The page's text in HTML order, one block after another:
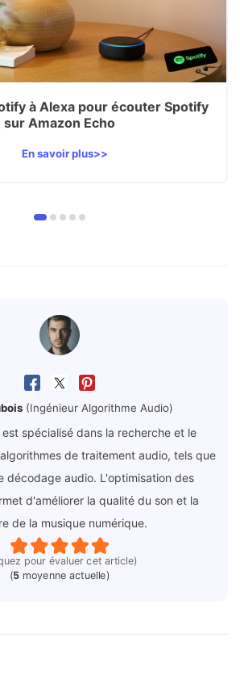
à Alexa pour écouter Spotify
sur Amazon Echo
En savoir plus>>
(Ingénieur Algorithme Audio)
est spécialisé dans la recherche et le
de traitement audio, tels que
décodage audio. L'optimisation des
d'améliorer la qualité du son et la
de la musique numérique.
pour évaluer cet article)
(5 moyenne actuelle)